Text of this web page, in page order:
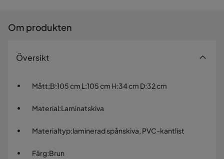
Om produkten
Översikt
Mått:B:105 cm L:105 cm H:34 cm D:32 cm
Material:Laminatskiva
Materialtyp:laminerad spånskiva, PVC-kantlist
Färg:Brun